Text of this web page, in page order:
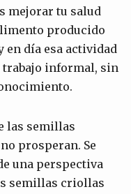
mejorar tu salud
producido
día esa actividad
trabajo informal, sin
las semillas
prosperan. Se
una perspectiva
semillas criollas